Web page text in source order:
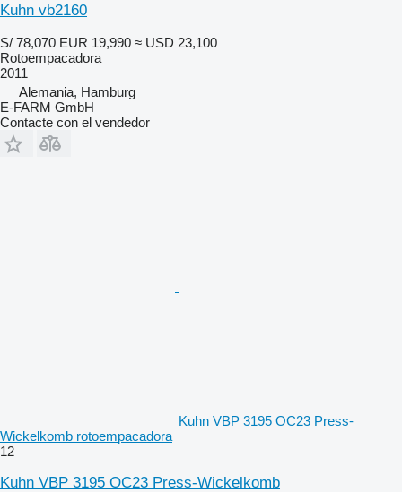
Kuhn vb2160
S/ 78,070 EUR 19,990 ≈ USD 23,100
Rotoempacadora
2011
Alemania, Hamburg
E-FARM GmbH
Contacte con el vendedor
Kuhn VBP 3195 OC23 Press-
Wickelkomb rotoempacadora
12
Kuhn VBP 3195 OC23 Press-Wickelkomb